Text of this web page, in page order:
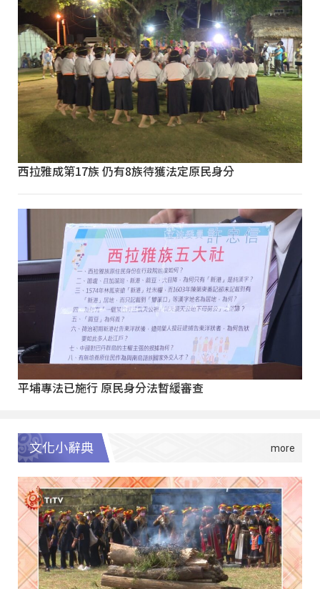
西拉雅成第17族 仍有8族待獲法定原民身分
平埔專法已施行 原民身分法暫緩審查
文化小辭典